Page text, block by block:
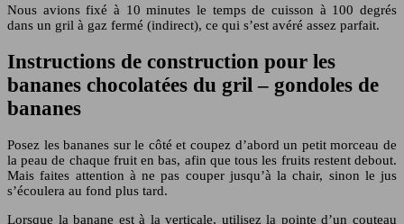
Nous avions fixé à 10 minutes le temps de cuisson à 100 degrés
dans un gril à gaz fermé (indirect), ce qui s’est avéré assez parfait.
Instructions de construction pour les
bananes chocolatées du gril – gondoles de
bananes
Posez les bananes sur le côté et coupez d’abord un petit morceau de
la peau de chaque fruit en bas, afin que tous les fruits restent debout.
Mais faites attention à ne pas couper jusqu’à la chair, sinon le jus
s’écoulera au fond plus tard.
Lorsque la banane est à la verticale, utilisez la pointe d’un couteau